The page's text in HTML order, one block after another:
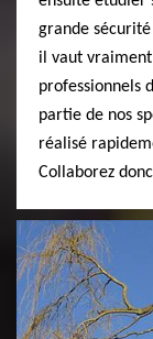
grande
il vaut
professionnels
partie de nos
réalisé
Collaborez